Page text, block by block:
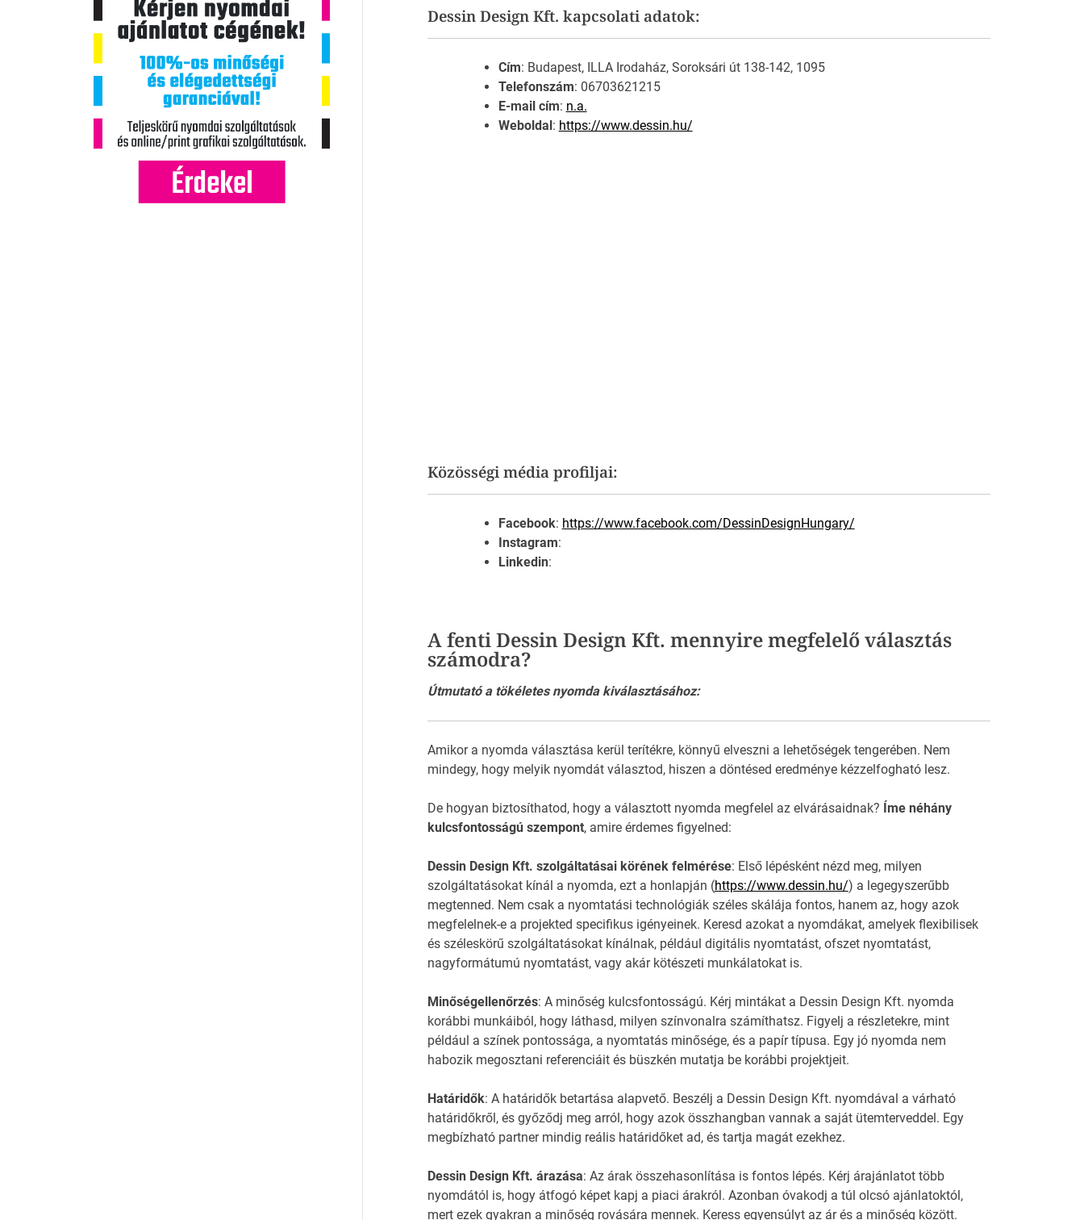
Dessin Design Kft. kapcsolati adatok:
Cím: Budapest, ILLA Irodaház, Soroksári út 138-142, 1095
Telefonszám: 06703621215
E-mail cím: n.a.
Weboldal: https://www.dessin.hu/
Közösségi média profiljai:
Facebook: https://www.facebook.com/DessinDesignHungary/
Instagram:
Linkedin:
A fenti Dessin Design Kft. mennyire megfelelő választás
számodra?
Útmutató a tökéletes nyomda kiválasztásához:
Amikor a nyomda választása kerül terítékre, könnyű elveszni a lehetőségek tengerében. Nem
mindegy, hogy melyik nyomdát választod, hiszen a döntésed eredménye kézzelfogható lesz.
De hogyan biztosíthatod, hogy a választott nyomda megfelel az elvárásaidnak? Íme néhány
kulcsfontosságú szempont, amire érdemes figyelned:
Dessin Design Kft. szolgáltatásai körének felmérése: Első lépésként nézd meg, milyen
szolgáltatásokat kínál a nyomda, ezt a honlapján (https://www.dessin.hu/) a legegyszerűbb
megtenned. Nem csak a nyomtatási technológiák széles skálája fontos, hanem az, hogy azok
megfelelnek-e a projekted specifikus igényeinek. Keresd azokat a nyomdákat, amelyek flexibilisek
és széleskörű szolgáltatásokat kínálnak, például digitális nyomtatást, ofszet nyomtatást,
nagyformátumú nyomtatást, vagy akár kötészeti munkálatokat is.
Minőségellenőrzés: A minőség kulcsfontosságú. Kérj mintákat a Dessin Design Kft. nyomda
korábbi munkáiból, hogy láthasd, milyen színvonalra számíthatsz. Figyelj a részletekre, mint
például a színek pontossága, a nyomtatás minősége, és a papír típusa. Egy jó nyomda nem
habozik megosztani referenciáit és büszkén mutatja be korábbi projektjeit.
Határidők: A határidők betartása alapvető. Beszélj a Dessin Design Kft. nyomdával a várható
határidőkről, és győződj meg arról, hogy azok összhangban vannak a saját ütemterveddel. Egy
megbízható partner mindig reális határidőket ad, és tartja magát ezekhez.
Dessin Design Kft. árazása: Az árak összehasonlítása is fontos lépés. Kérj árajánlatot több
nyomdától is, hogy átfogó képet kapj a piaci árakról. Azonban óvakodj a túl olcsó ajánlatoktól,
mert ezek gyakran a minőség rovására mennek. Keress egyensúlyt az ár és a minőség között.